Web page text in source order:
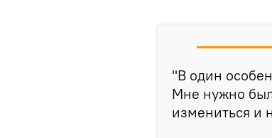
"В один
Мне нужно
измениться и